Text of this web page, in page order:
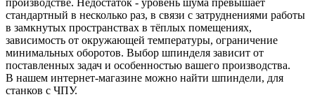
стандартный в несколько раз, в связи с затруднениями работы
в замкнутых пространствах в тёплых помещениях,
зависимость от окружающей температуры, ограничение
минимальных оборотов. Выбор шпинделя зависит от
поставленных задач и особенностью вашего производства.
В нашем интернет-магазине можно найти шпиндели, для
станков с ЧПУ.